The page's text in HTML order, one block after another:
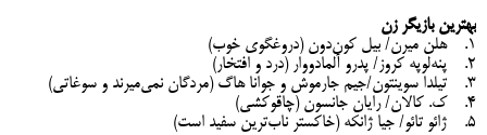
بهترین بازیگر زن
1. هلن میرن/ بیل کون‌دون (دروغگوی خوب)
2. پنه‌لوپه کروز/ پدرو آلمادووار (درد و افتخار)
3. تیلدا سوینتون/جیم جارموش و جوانا هاگ (مردگان نمی‌میرند و سوغاتی)
4. ک. کالان/ رایان جانسون (چاقوکشی)
5. ژائو تائو/ جیا ژانکه (خاکستر ناب‌ترین سفید است)